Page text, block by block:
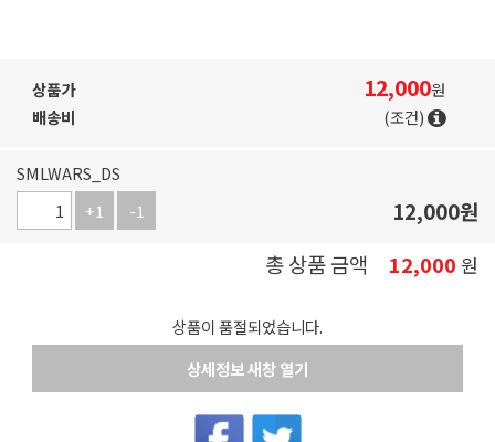
상품가 12,000원
배송비
(조건)
SMLWARS_DS
+1
-1 12,000원
총 상품 금액
12,000 원
상품이 품절되었습니다.
상세정보 새창 열기